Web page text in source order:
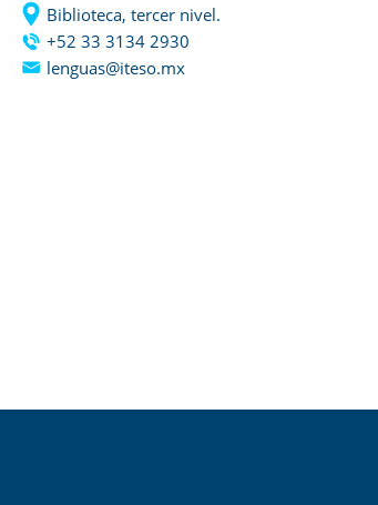
Biblioteca, tercer nivel.
+52 33 3134 2930
lenguas@iteso.mx